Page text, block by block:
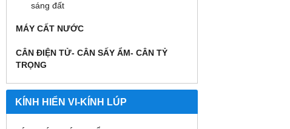
sáng đất
MÁY CẤT NƯỚC
CÂN ĐIỆN TỬ- CÂN SẤY ẨM- CÂN TỶ
TRỌNG
KÍNH HIỂN VI-KÍNH LÚP